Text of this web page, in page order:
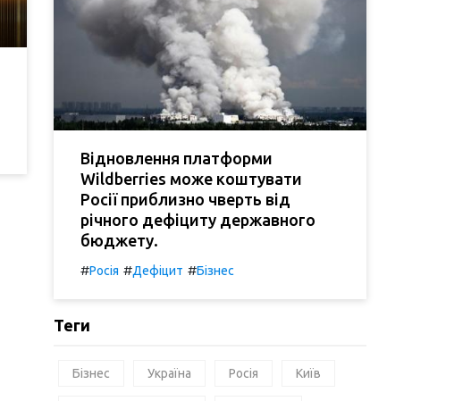
Відновлення платформи
Wildberries може коштувати
Росії приблизно чверть від
річного дефіциту державного
бюджету.
#Росія #Дефіцит #Бізнес
Теги
Бізнес Україна Росія Київ